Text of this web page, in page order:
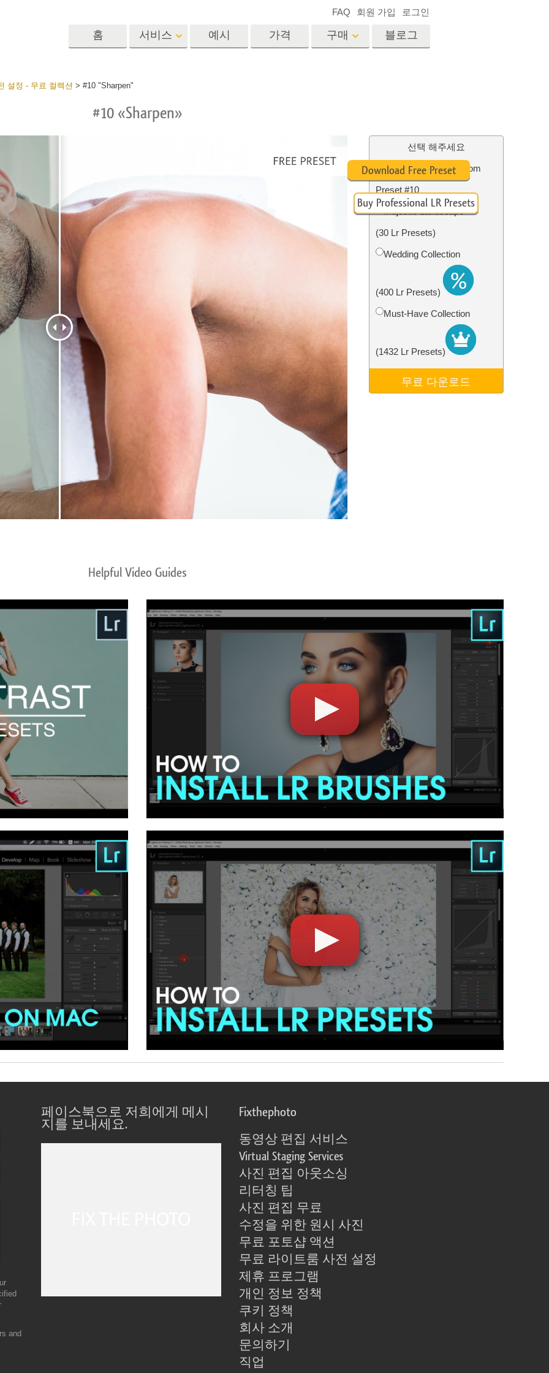
홈 서비스
편집 서비스 AI로 생성된 의류 모델 이미지 조작 서비스 사진 서비스
터칭 서비스 Video Editing Services
예시 가격 구매
렉션
Photoshop
포토샵 액션
Ps 오버레이 전체 컬렉
션
블로그
FAQ 회원 가입 로그인
설정 - 무료 컬렉션 > #10 "Sharpen"
#10 «Sharpen»
선택 해주세요
High Contrast Lightroom
Preset #10
Majestic Landscape
(30 Lr Presets)
Wedding Collection
(400 Lr Presets)
Must-Have Collection
(1432 Lr Presets)
무료 다운로드
Download Free Preset
Buy Professional LR Presets
Helpful Video Guides
and
페이스북으로 저희에게 메시
지를 보내세요.
Fixthephoto
동영상 편집 서비스
Virtual Staging Services
사진 편집 아웃소싱
리터칭 팁
사진 편집 무료
수정을 위한 원시 사진
무료 포토샵 액션
무료 라이트룸 사전 설정
제휴 프로그램
개인 정보 정책
쿠키 정책
회사 소개
문의하기
직업